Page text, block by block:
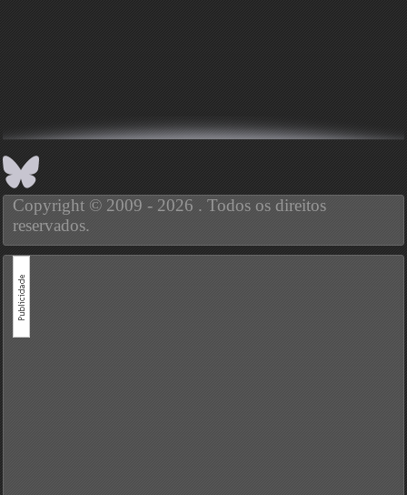
Copyright © 2009 - 2026 . Todos os direitos
reservados.